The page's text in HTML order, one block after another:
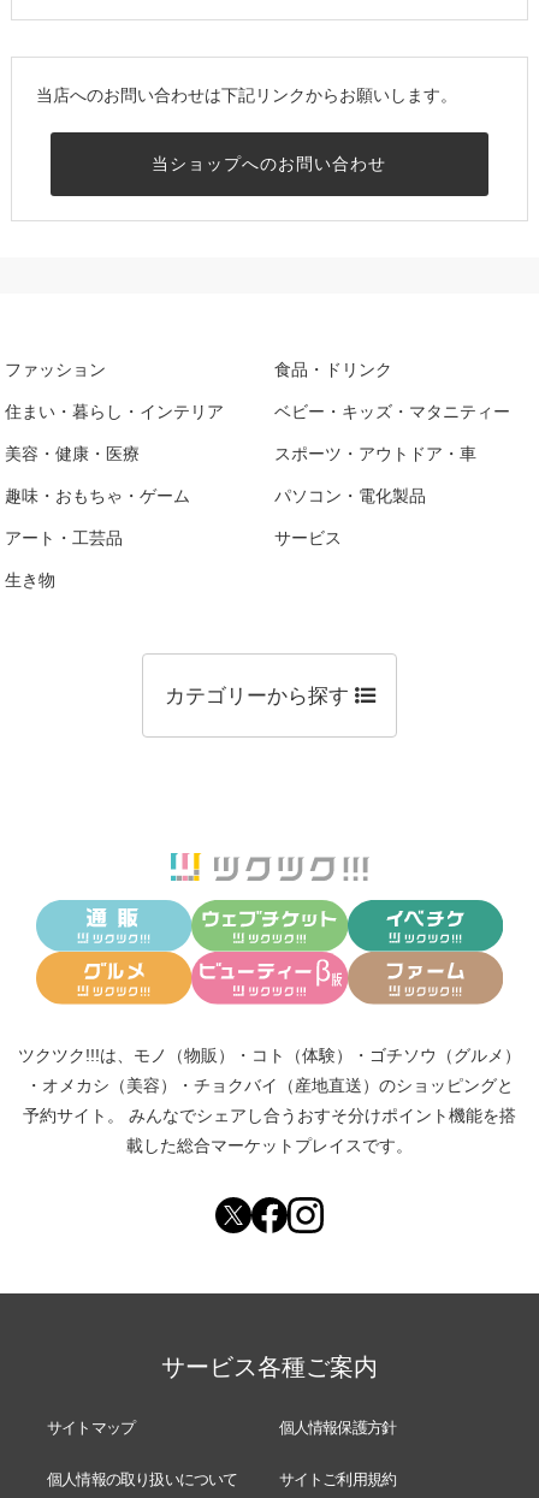
当店へのお問い合わせは下記リンクからお願いします。
当ショップへのお問い合わせ
ファッション 食品・ドリンク
住まい・暮らし・インテリア ベビー・キッズ・マタニティー
美容・健康・医療 スポーツ・アウトドア・車
趣味・おもちゃ・ゲーム パソコン・電化製品
アート・工芸品 サービス
生き物
カテゴリーから探す
ツクツク!!!は、 モノ（物販） ・ コト（体験） ・ ゴチソウ（グルメ）
・ オメカシ（美容） ・ チョクバイ（産地直送） のショッピングと
予約サイト。
みんなでシェアし合う おすそ分けポイント機能を搭
載した総合マーケットプレイスです。
サービス各種ご案内
サイトマップ 個人情報保護方針
個人情報の取り扱いについて サイトご利用規約